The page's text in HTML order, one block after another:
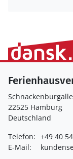
22525 Hamburg
Deutschland
Telefon: +49 40
E-Mail: